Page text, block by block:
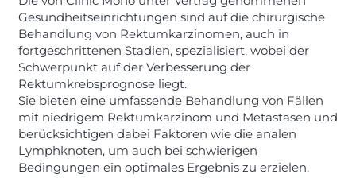
Gesundheitseinrichtungen sind auf die chirurgische
Behandlung von Rektumkarzinomen, auch in
fortgeschrittenen Stadien, spezialisiert, wobei der
Schwerpunkt auf der Verbesserung der
Rektumkrebsprognose liegt.
Sie bieten eine umfassende Behandlung von Fällen
mit niedrigem Rektumkarzinom und Metastasen und
berücksichtigen dabei Faktoren wie die analen
Lymphknoten, um auch bei schwierigen
Bedingungen ein optimales Ergebnis zu erzielen.